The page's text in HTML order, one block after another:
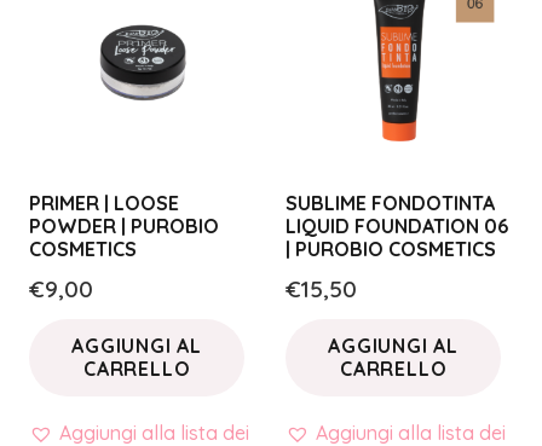
PRIMER | LOOSE
POWDER | PUROBIO
COSMETICS
€9,00
AGGIUNGI AL
CARRELLO
Aggiungi alla lista dei
SUBLIME FONDOTINTA
LIQUID FOUNDATION 06
| PUROBIO COSMETICS
€15,50
AGGIUNGI AL
CARRELLO
Aggiungi alla lista dei